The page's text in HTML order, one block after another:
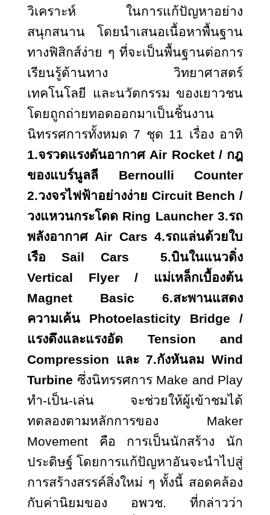
วิเคราะห์ ในการแก้ปัญหาอย่าง
สนุกสนาน โดยนำเสนอเนื้อหาพื้นฐาน
ทางฟิสิกส์ง่าย ๆ ที่จะเป็นพื้นฐานต่อการ
เรียนรู้ด้านทาง วิทยาศาสตร์
เทคโนโลยี และนวัตกรรม ของเยาวชน
โดยถูกถ่ายทอดออกมาเป็นชิ้นงาน
นิทรรศการทั้งหมด 7 ชุด 11 เรื่อง อาทิ
1.จรวดแรงดันอากาศAir Rocket / กฎ
ของแบร์นูลลี Bernoulli Counter
2.วงจรไฟฟ้าอย่างง่าย Circuit Bench /
วงแหวนกระโดด Ring Launcher 3.รถ
พลังอากาศ Air Cars 4.รถแล่นด้วยใบ
เรือ Sail Cars 5.บินในแนวดิ่ง
Vertical Flyer / แม่เหล็กเบื้องต้น
Magnet Basic 6.สะพานแสดง
ความเค้น Photoelasticity Bridge /
แรงดึงและแรงอัด Tension and
Compression และ 7.กังหันลม Wind
Turbine ซึ่งนิทรรศการ Make and Play
ทำ-เป็น-เล่น จะช่วยให้ผู้เข้าชมได้
ทดลองตามหลักการของ Maker
Movement คือ การเป็นนักสร้าง นัก
ประดิษฐ์ โดยการแก้ปัญหาอันจะนำไปสู่
การสร้างสรรค์สิ่งใหม่ ๆ ทั้งนี้ สอดคล้อง
กับค่านิยมของ อพวช. ที่กล่าวว่า